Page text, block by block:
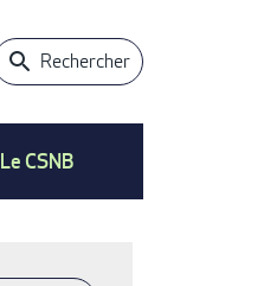
Rechercher
Le CSNB